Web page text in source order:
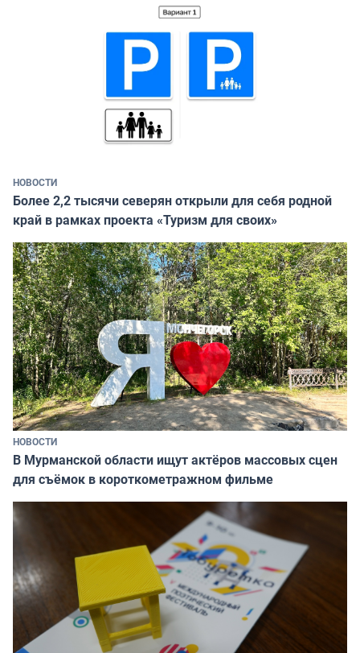
НОВОСТИ
Более 2,2 тысячи северян открыли для себя родной
край в рамках проекта «Туризм для своих»
НОВОСТИ
В Мурманской области ищут актёров массовых сцен
для съёмок в короткометражном фильме